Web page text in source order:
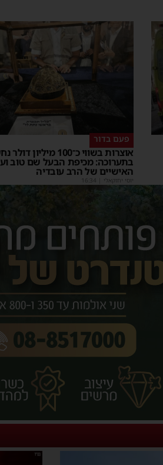
פעם בדור
אוצרות בשווי כ־100 מיליון
בתערוכה: מכיפת הבעל שם טוב
האישיים של הרב עובדיה
יוסי יחזקאלי 16:34